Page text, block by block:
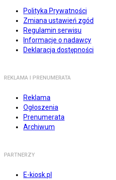
Polityka Prywatności
Zmiana ustawień zgód
Regulamin serwisu
Informacje o nadawcy
Deklaracja dostępności
REKLAMA I PRENUMERATA
Reklama
Ogłoszenia
Prenumerata
Archiwum
PARTNERZY
E-kiosk.pl